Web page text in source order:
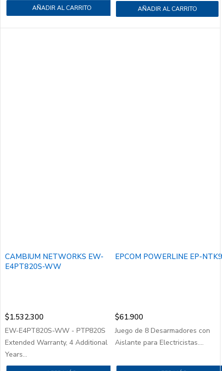
AÑADIR AL CARRITO AÑADIR AL CARRITO
CAMBIUM NETWORKS EW-
E4PT820S-WW
$1.532.300
EW-E4PT820S-WW - PTP820S
Extended Warranty, 4 Additional
Years...
EPCOM POWERLINE EP-
$61.900
Juego de 8 Desarmadores con
Aislante para Electricistas....